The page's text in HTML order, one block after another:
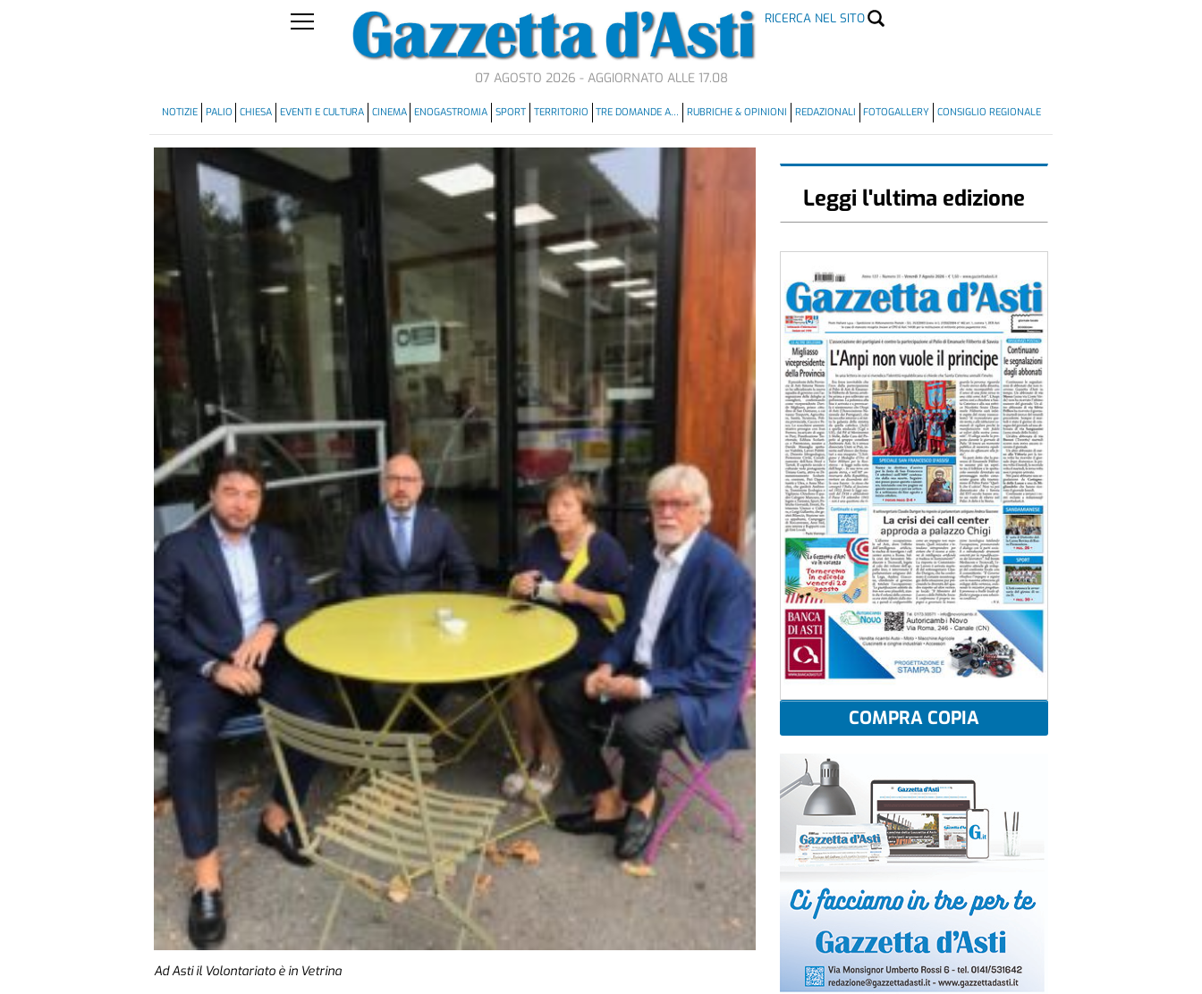
RICERCA NEL SITO
07 AGOSTO 2026 - AGGIORNATO ALLE 17.08
NOTIZIE PALIO CHIESA EVENTI E CULTURA CINEMA ENOGASTROMIA SPORT TERRITORIO TRE DOMANDE A… RUBRICHE & OPINIONI REDAZIONALI FOTOGALLERY CONSIGLIO REGIONALE
Ad Asti il Volontariato è in Vetrina
Leggi l'ultima edizione
COMPRA COPIA